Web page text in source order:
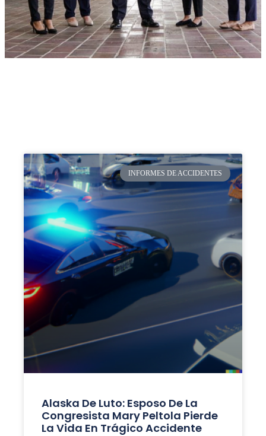
INFORMES DE ACCIDENTES
Alaska De Luto: Esposo De La
Congresista Mary Peltola Pierde
La Vida En Trágico Accidente